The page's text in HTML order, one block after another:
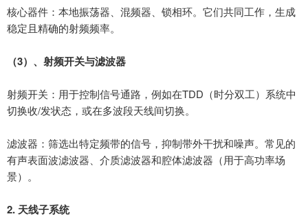
核心器件：本地振荡器、混频器、锁相环。它们共同工作，生成
稳定且精确的射频频率。
（3）、 射频开关与滤波器
射频开关：用于控制信号通路，例如在TDD （时分双工）系统中
切换收/发状态，或在多波段天线间切换。
滤波器：筛选出特定频带的信号，抑制带外干扰和噪声。常见的
有声表面波滤波器、介质滤波器和腔体滤波器（用于高功率场
景）。
2. 天线子系统